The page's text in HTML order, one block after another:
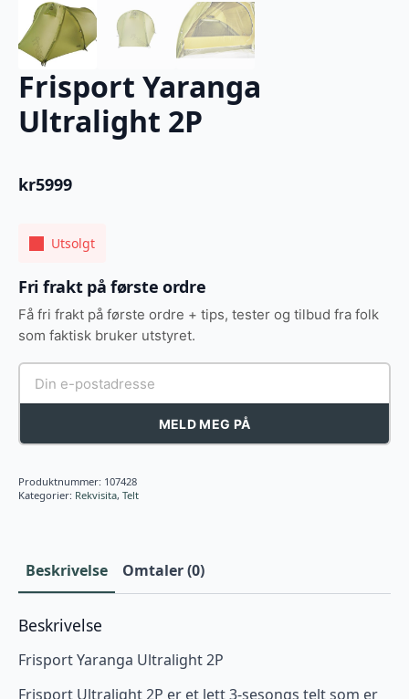
Frisport Yaranga
Ultralight 2P
kr5999
Utsolgt
Fri frakt på første ordre
Få fri frakt på første ordre + tips, tester og tilbud fra folk
som faktisk bruker utstyret.
MELD MEG PÅ
Produktnummer: 107428
Kategorier: Rekvisita, Telt
Beskrivelse Omtaler (0)
Beskrivelse
Frisport Yaranga Ultralight 2P
Frisport Ultralight 2P er et lett 3-sesongs telt som er